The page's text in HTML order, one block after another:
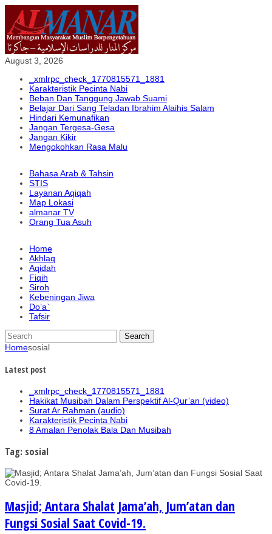
August 3, 2026
_xmlrpc_check_1770815571_1881
Karakteristik Pecinta Nabi
Beban Dan Tanggung Jawab Suami
Belajar Dari Sang Teladan Ibrahim Alaihis Salam
Hindari Kemunafikan
Jangan Tergesa-Gesa
Jangan Kikir
Mengokohkan Rasa Malu
Bahasa Arab & Tahsin
STIS
Layanan Aqiqah
Map Lokasi
almanar TV
Orang Tua Asuh
Home
Akhlaq
Aqidah
Fiqih
Siroh
Kebeningan Jiwa
Do’a`
Tafsir
Homesosial
Latest post
_xmlrpc_check_1770815571_1881
Hakikat Musibah Dalam Perspektif Al-Qur’an (video)
Surat Ar Rahman (audio)
Karakteristik Pecinta Nabi
8 Amalan Penolak Bala Dan Musibah
Tag: sosial
Masjid; Antara Shalat Jama’ah, Jum’atan dan
Fungsi Sosial Saat Covid-19.